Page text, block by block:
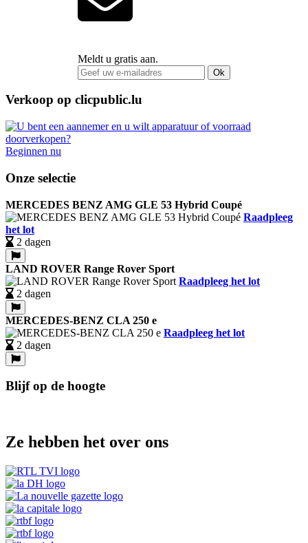
Meldt u gratis aan.
Ok
Verkoop op clicpublic.lu
Beginnen nu
Onze selectie
MERCEDES BENZ AMG GLE 53 Hybrid Coupé
Raadpleeg
het lot
2 dagen
LAND ROVER Range Rover Sport
Raadpleeg het lot
2 dagen
MERCEDES-BENZ CLA 250 e
Raadpleeg het lot
2 dagen
Blijf op de hoogte
Ze hebben het over ons